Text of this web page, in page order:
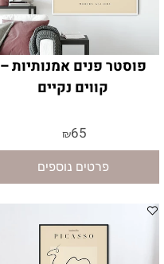
פוסטר פנים אמנותיות –
קווים נקיים
₪65
פרטים נוספים